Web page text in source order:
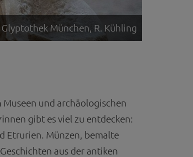
München, R. Kühling
und archäologischen
gibt es viel zu entdecken:
Etrurien. Münzen, bemalte
aus der antiken